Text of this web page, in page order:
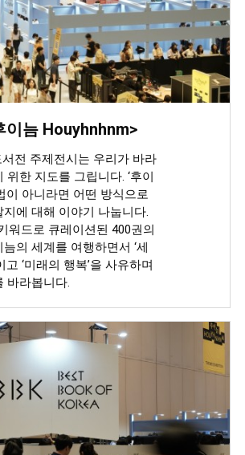
이늠 Houyhnhnm>
전 주제전시는 우리가 바라
위한 지도를 그립니다. ‘후이
이 아니라면 어떤 방식으로
에 대해 이야기 나눕니다.
워드로 큐레이션된 400권의
의 세계를 여행하면서 ‘세
고 ‘미래의 행복’을 사유하며
바라봅니다.